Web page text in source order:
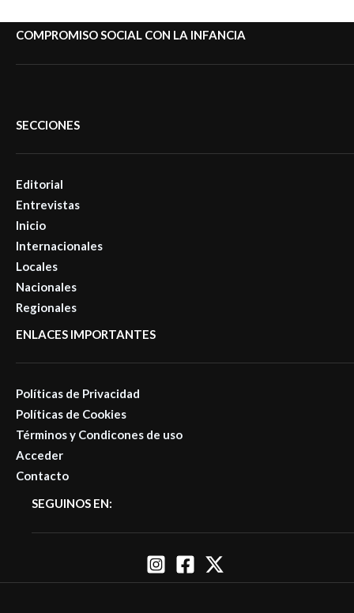
COMPROMISO SOCIAL CON LA INFANCIA
SECCIONES
Editorial
Entrevistas
Inicio
Internacionales
Locales
Nacionales
Regionales
ENLACES IMPORTANTES
Políticas de Privacidad
Políticas de Cookies
Términos y Condicones de uso
Acceder
Contacto
SEGUINOS EN: